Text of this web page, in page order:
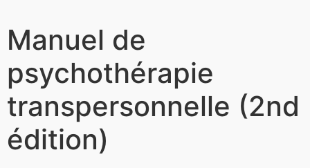
Manuel de
psychothérapie
transpersonnelle (2nd
édition)